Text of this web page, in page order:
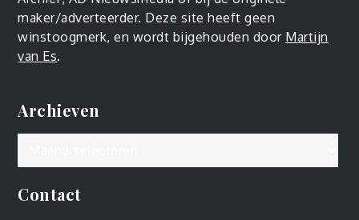
maker/adverteerder. Deze site heeft geen
winstoogmerk, en wordt bijgehouden door Martijn
van Es.
Archieven
Contact